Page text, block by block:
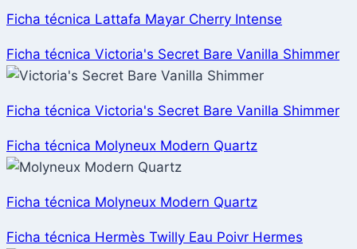
Ficha técnica Lattafa Mayar Cherry Intense
Ficha técnica Victoria's Secret Bare Vanilla Shimmer
Ficha técnica Victoria's Secret Bare Vanilla Shimmer
Ficha técnica Molyneux Modern Quartz
Ficha técnica Molyneux Modern Quartz
Ficha técnica Hermès Twilly Eau Poivr Hermes